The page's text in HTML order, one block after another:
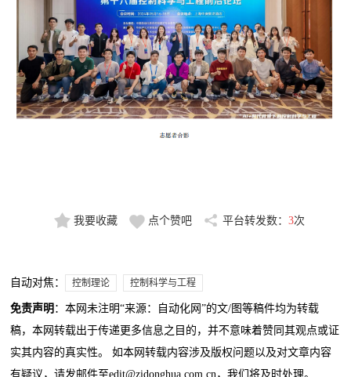
我要收藏 点个赞吧 平台转发数： 3次
自动对焦： 控制理论 控制科学与工程
免责声明 ：本网未注明“来源：自动化网”的文/图等稿件均为转载
稿，本网转载出于传递更多信息之目的，并不意味着赞同其观点或证
实其内容的真实性。 如本网转载内容涉及版权问题以及对文章内容
有疑议，请发邮件至edit@zidonghua.com.cn，我们将及时处理。